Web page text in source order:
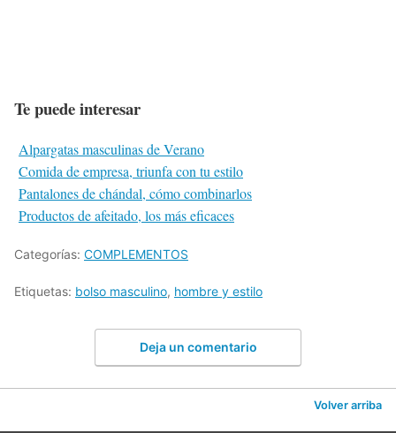
Te puede interesar
Alpargatas masculinas de Verano
Comida de empresa, triunfa con tu estilo
Pantalones de chándal, cómo combinarlos
Productos de afeitado, los más eficaces
Categorías: COMPLEMENTOS
Etiquetas: bolso masculino, hombre y estilo
Deja un comentario
Volver arriba